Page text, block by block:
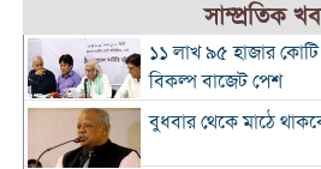
সাম্প্রতিক
১১ লাখ ৯৫ হাজার কোটি
বিকল্প বাজেট পেশ
বুধবার থেকে মাঠে